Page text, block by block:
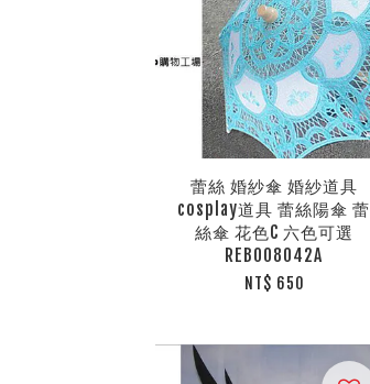
蕾絲 婚紗傘 婚紗道具
cosplay道具 蕾絲陽傘 蕾
絲傘 花色C 六色可選
REB008042A
NT$ 650